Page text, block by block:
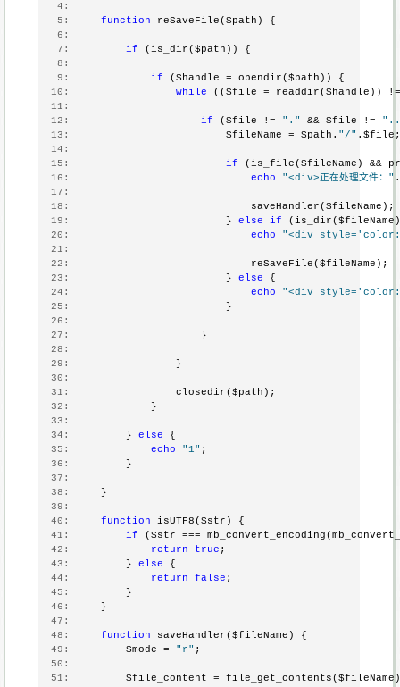
   4:
   5:
function reSaveFile($path) {
   6:
   7:
if (is_dir($path)) {
   8:
   9:
if ($handle = opendir($path)) {
  10:
while (($file = readdir($handle))
  11:
  12:
if ($file != "." && $file !=
  13:
                         $fileName = $path.
"/" .$file;
  14:
  15:
if (is_file($fileName) &&
  16:
echo "<div>正在处理文件："
  17:
  18:
                             saveHandler($fileName);
  19:
                         }
else if
  20:
echo
"<div
  21:
  22:
                             reSaveFile($fileName);
  23:
                         }
else {
  24:
echo
"<div
  25:
                         }
  26:
  27:
                     }
  28:
  29:
                 }
  30:
  31:
                 closedir($path);
  32:
             }
  33:
  34:
         }
else {
  35:
echo "1" ;
  36:
         }
  37:
  38:
     }
  39:
  40:
function isUTF8($str) {
  41:
if ($str ===
  42:
return true ;
  43:
         }
else {
  44:
return false ;
  45:
         }
  46:
     }
  47:
  48:
function saveHandler($fileName) {
  49:
         $mode =
"r" ;
  50:
  51:
$file_content =